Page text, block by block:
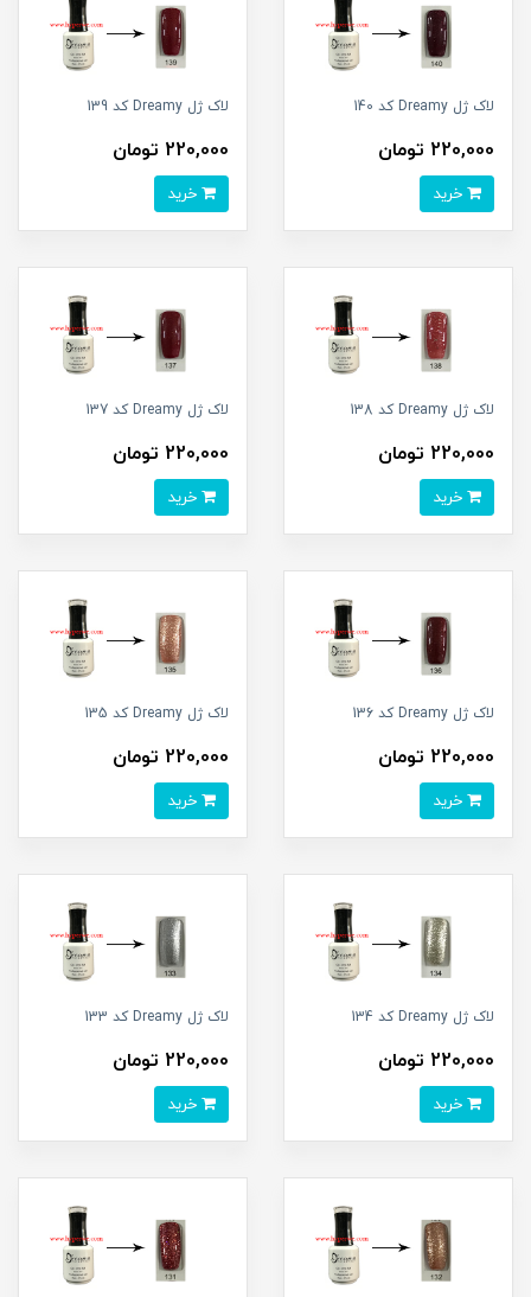
لاک ژل Dreamy کد 140
220,000 تومان
لاک ژل Dreamy کد 139
220,000 تومان
لاک ژل Dreamy کد 138
220,000 تومان
لاک ژل Dreamy کد 137
220,000 تومان
لاک ژل Dreamy کد 136
220,000 تومان
لاک ژل Dreamy کد 135
220,000 تومان
لاک ژل Dreamy کد 134
220,000 تومان
لاک ژل Dreamy کد 133
220,000 تومان